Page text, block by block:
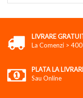
LIVRARE
La Comenzi >
PLATA LA
Sau Online